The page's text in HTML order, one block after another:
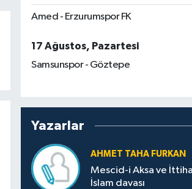
Amed - Erzurumspor FK
17 Ağustos, Pazartesi
Samsunspor - Göztepe
Yazarlar
AHMET TAHA FURKAN
Mescid-i Aksa ve
İslam davası